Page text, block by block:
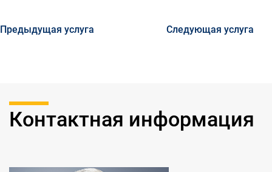
законодательство.
Предыдущая услуга Следующая услуга
Контактная информация